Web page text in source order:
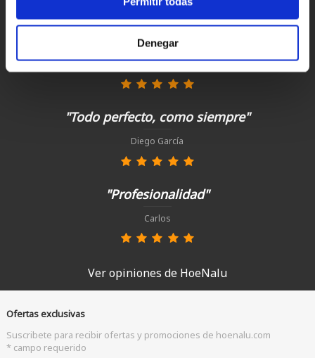
Denegar
"Experiencia perfecta "
Juan Manuel Antequera Tirado
"Todo perfecto, como siempre"
Diego García
"Profesionalidad"
Carlos
Ver opiniones de HoeNalu
Ofertas exclusivas
Suscribete para recibir ofertas y promociones de hoenalu.com
* campo requerido